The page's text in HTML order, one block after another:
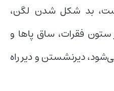
بد شکل شدن لگن،
فقرات، ساق پاها و
دیرنشستن و دیر راه